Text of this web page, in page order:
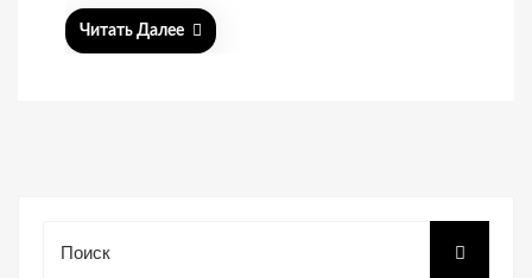
Читать Далее
Сохраняют
настройки,
Функциональные